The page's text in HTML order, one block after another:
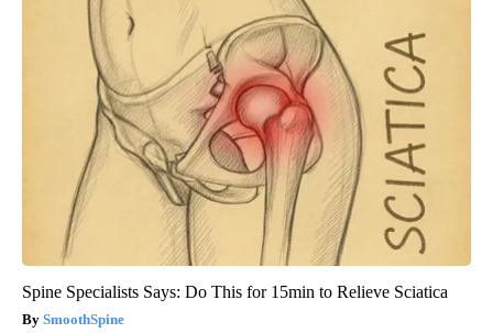
Spine Specialists Says: Do This for 15min to Relieve Sciatica
SmoothSpine